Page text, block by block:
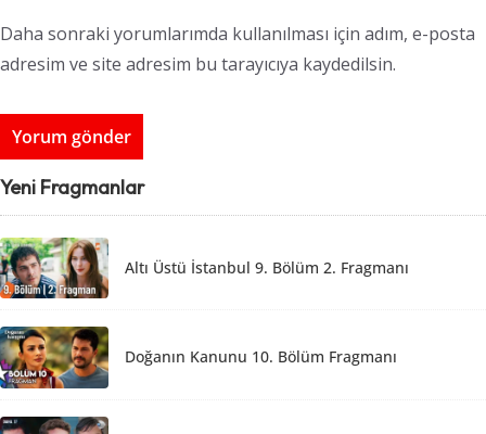
Daha sonraki yorumlarımda kullanılması için adım, e-posta
adresim ve site adresim bu tarayıcıya kaydedilsin.
Yeni Fragmanlar
Altı Üstü İstanbul 9. Bölüm 2. Fragmanı
Doğanın Kanunu 10. Bölüm Fragmanı